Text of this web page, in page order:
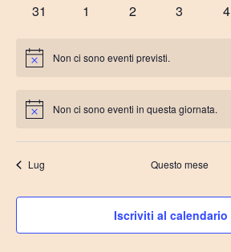
0
31
0
1
0
2
0
3
0
4
Notice Non ci sono eventi previsti.
Notice Non ci sono eventi in questa giornata.
Lug Questo mese
Iscriviti al calendario